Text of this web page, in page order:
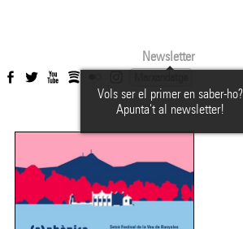
Newsletter
Vols ser el primer en saber-ho?
Apunta't al newsletter!